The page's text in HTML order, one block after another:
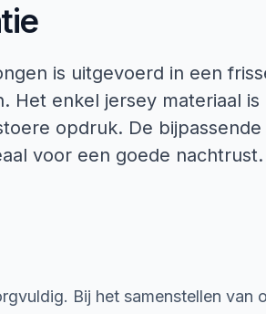
is uitgevoerd in een
Het enkel jersey materiaal
opdruk. De
voor een goede nachtrust.
Bij het samenstellen van